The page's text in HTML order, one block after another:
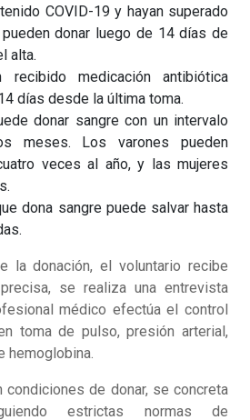
COVID-19 y hayan superado
pueden donar luego de 14 días de
alta.
recibido medicación antibiótica
días desde la última toma.
donar sangre con un intervalo
meses. Los varones pueden
veces al año, y las mujeres
dona sangre puede salvar hasta
la donación, el voluntario recibe
se realiza una entrevista
médico efectúa el control
toma de pulso, presión arterial,
hemoglobina.
de donar, se concreta
estrictas normas de